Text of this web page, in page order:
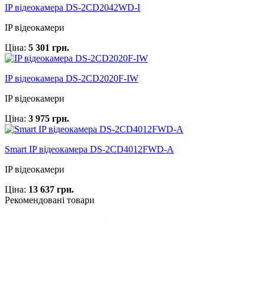
IP відеокамера DS-2CD2042WD-I
IP відеокамери
Ціна: 5 301 грн.
IP відеокамера DS-2CD2020F-IW
IP відеокамери
Ціна: 3 975 грн.
Smart IP відеокамера DS-2CD4012FWD-A
IP відеокамери
Ціна: 13 637 грн.
Рекомендовані товари